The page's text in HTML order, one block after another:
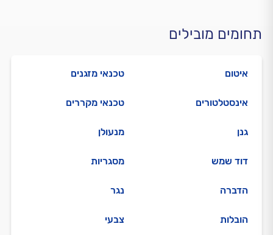
תחומים מובילים
איטום
אינסטלטורים
גנן
דוד שמש
הדברה
הובלות
טכנאי מזגנים
טכנאי מקררים
מנעולן
מסגריות
נגר
צבעי